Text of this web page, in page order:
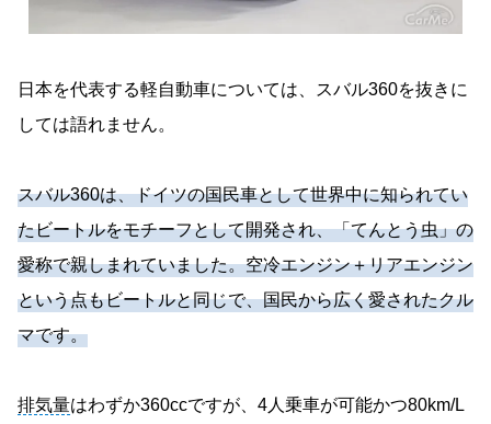
日本を代表する軽自動車については、スバル360を抜きに
しては語れません。
スバル360は、ドイツの国民車として世界中に知られてい
たビートルをモチーフとして開発され、「てんとう虫」の
愛称で親しまれていました。空冷エンジン＋リアエンジン
という点もビートルと同じで、国民から広く愛されたクル
マです。
排気量はわずか360ccですが、4人乗車が可能かつ80km/L